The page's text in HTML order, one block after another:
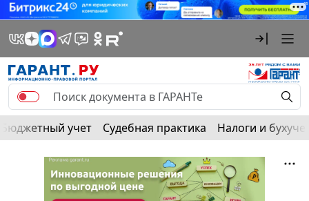
Бюджетный учет Судебная практика Налоги и